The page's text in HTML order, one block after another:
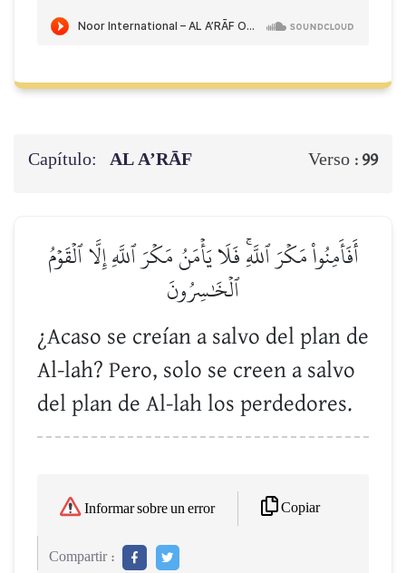
Capítulo: AL A’RĀF Verso : 99
أَفَأَمِنُواْ مَكۡرَ ٱللَّهِۚ فَلَا يَأۡمَنُ مَكۡرَ ٱللَّهِ إِلَّا ٱلۡقَوۡمُ
ٱلۡخَٰسِرُونَ
¿Acaso se creían a salvo del plan de
Al-lah? Pero, solo se creen a salvo
del plan de Al-lah los perdedores.
Informar sobre un error Copiar
Compartir :